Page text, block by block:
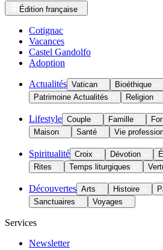
Édition française
Cotignac
Vacances
Castel Gandolfo
Adoption
Actualités Vatican Bioéthique
Patrimoine Actualités
Religion
Lifestyle Couple Famille
Maison
Santé Vie
Spiritualité Croix Dévotion
Rites
Temps liturgiques
Découvertes Arts Histoire
Sanctuaires
Voyages
Services
Newsletter